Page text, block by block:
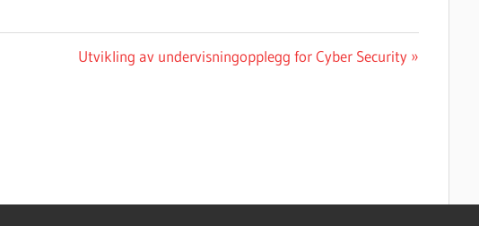
Neste
Utvikling av undervisningopplegg for Cyber Security